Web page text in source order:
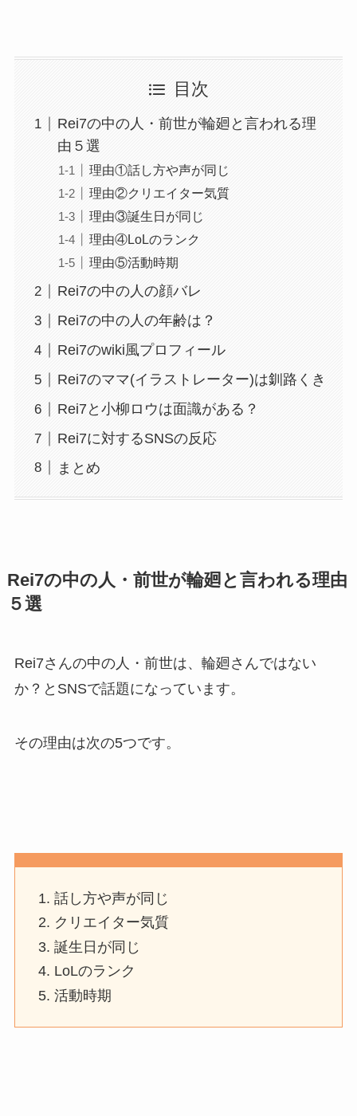
目次
Rei7の中の人・前世が輪廻と言われる理
由５選
理由①話し方や声が同じ
理由②クリエイター気質
理由③誕生日が同じ
理由④LoLのランク
理由⑤活動時期
Rei7の中の人の顔バレ
Rei7の中の人の年齢は？
Rei7のwiki風プロフィール
Rei7のママ(イラストレーター)は釧路くき
Rei7と小柳ロウは面識がある？
Rei7に対するSNSの反応
まとめ
Rei7の中の人・前世が輪廻と言われる理由
５選
Rei7さんの中の人・前世は、輪廻さんではない
か？とSNSで話題になっています。
その理由は次の5つです。
話し方や声が同じ
クリエイター気質
誕生日が同じ
LoLのランク
活動時期